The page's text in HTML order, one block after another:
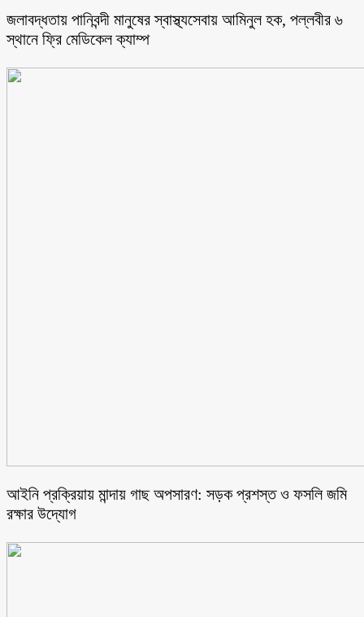
জলাবদ্ধতায় পানিবন্দী মানুষের স্বাস্থ্যসেবায় আমিনুল হক, পল্লবীর ৬
স্থানে ফ্রি মেডিকেল ক্যাম্প
আইনি প্রক্রিয়ায় মান্দায় গাছ অপসারণ: সড়ক প্রশস্ত ও ফসলি জমি
রক্ষার উদ্যোগ